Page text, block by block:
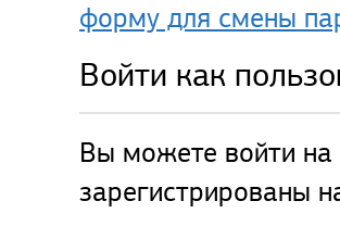
форму для смены
Войти как
Вы можете войти на
зарегистрированы